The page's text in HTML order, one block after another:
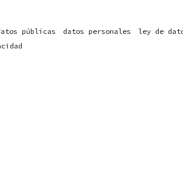
públicas datos personales
ley de